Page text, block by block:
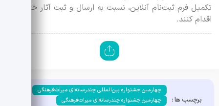
تکمیل فرم ثبت‌نام آنلاین، نسبت به ارسال و ثبت آثار خود
اقدام کنند.
برچسب ها :
چهارمین جشنواره بین‌المللی چندرسانه‌ای میراث‌فرهنگی
چهارمین جشنواره چندرسانه‌ای میراث‌فرهنگی